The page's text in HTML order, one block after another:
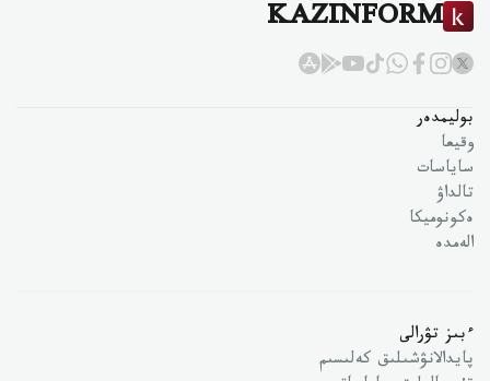
KAZINFORM
بوليمدەر
وقيعا
ساياسات
تالداۋ
ەكونوميكا
الەمدە
ءبىز تۋرالى
پايدالانۋشىلىق كەلىسىم